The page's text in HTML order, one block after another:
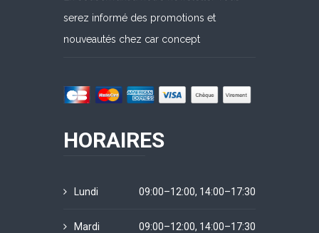
serez informé des promotions et
nouveautés chez car concept
HORAIRES
Lundi 09:00–12:00, 14:00–17:30
Mardi 09:00–12:00, 14:00–17:30